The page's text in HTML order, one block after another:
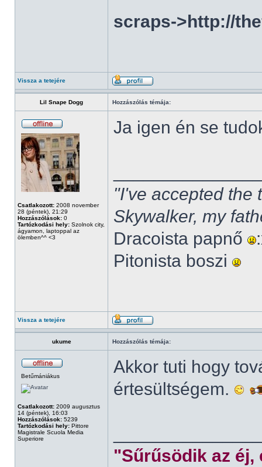
scraps->http://
Vissza a tetejére
Lil Snape Dogg Hozzászólás témája:
Csatlakozott: 2008 november
28 (péntek), 21:29
Hozzászólások: 0
Tartózkodási hely: Szolnok city,
ágyamon, laptoppal az
ölemben^^ <3
Ja igen én se
"I've accepted the
Skywalker, my
Dracoista papnő
Pitonista boszi
Vissza a tetejére
ukume Hozzászólás témája:
Betűmániákus
Csatlakozott: 2009 augusztus
14 (péntek), 16:03
Hozzászólások: 5239
Tartózkodási hely: Pittore
Magistrale Scuola Media
Superiore
Akkor tuti hogy
értesültségem.
"Sűrűsödik az éj,